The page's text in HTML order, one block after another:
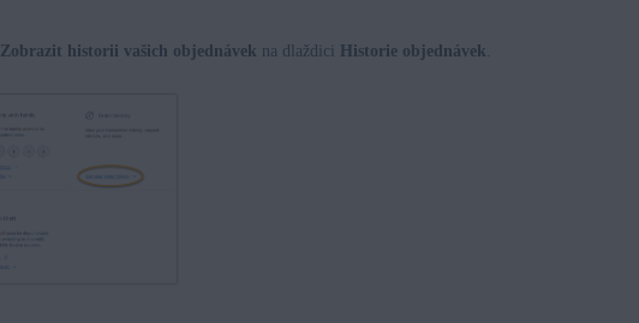
Zobrazit historii vašich objednávek na dlaždici Historie objednávek.